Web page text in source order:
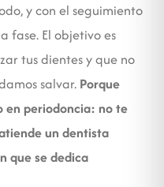
y con el seguimiento
fase. El objetivo es
tus dientes y que no
salvar. Porque
en periodoncia: no te
un dentista
que se dedica